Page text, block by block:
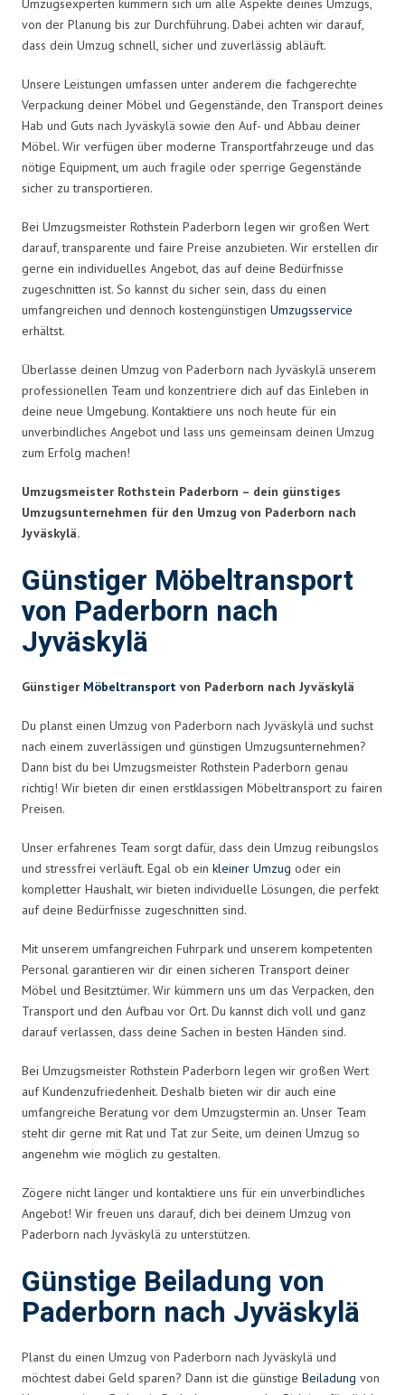
Umzugsexperten kümmern sich um alle Aspekte deines Umzugs,
von der Planung bis zur Durchführung. Dabei achten wir darauf,
dass dein Umzug schnell, sicher und zuverlässig abläuft.
Unsere Leistungen umfassen unter anderem die fachgerechte
Verpackung deiner Möbel und Gegenstände, den Transport deines
Hab und Guts nach Jyväskylä sowie den Auf- und Abbau deiner
Möbel. Wir verfügen über moderne Transportfahrzeuge und das
nötige Equipment, um auch fragile oder sperrige Gegenstände
sicher zu transportieren.
Bei Umzugsmeister Rothstein Paderborn legen wir großen Wert
darauf, transparente und faire Preise anzubieten. Wir erstellen dir
gerne ein individuelles Angebot, das auf deine Bedürfnisse
zugeschnitten ist. So kannst du sicher sein, dass du einen
umfangreichen und dennoch kostengünstigen Umzugsservice
erhältst.
Überlasse deinen Umzug von Paderborn nach Jyväskylä unserem
professionellen Team und konzentriere dich auf das Einleben in
deine neue Umgebung. Kontaktiere uns noch heute für ein
unverbindliches Angebot und lass uns gemeinsam deinen Umzug
zum Erfolg machen!
Umzugsmeister Rothstein Paderborn – dein günstiges
Umzugsunternehmen für den Umzug von Paderborn nach
Jyväskylä.
Günstiger Möbeltransport
von Paderborn nach
Jyväskylä
Günstiger Möbeltransport von Paderborn nach Jyväskylä
Du planst einen Umzug von Paderborn nach Jyväskylä und suchst
nach einem zuverlässigen und günstigen Umzugsunternehmen?
Dann bist du bei Umzugsmeister Rothstein Paderborn genau
richtig! Wir bieten dir einen erstklassigen Möbeltransport zu fairen
Preisen.
Unser erfahrenes Team sorgt dafür, dass dein Umzug reibungslos
und stressfrei verläuft. Egal ob ein kleiner Umzug oder ein
kompletter Haushalt, wir bieten individuelle Lösungen, die perfekt
auf deine Bedürfnisse zugeschnitten sind.
Mit unserem umfangreichen Fuhrpark und unserem kompetenten
Personal garantieren wir dir einen sicheren Transport deiner
Möbel und Besitztümer. Wir kümmern uns um das Verpacken, den
Transport und den Aufbau vor Ort. Du kannst dich voll und ganz
darauf verlassen, dass deine Sachen in besten Händen sind.
Bei Umzugsmeister Rothstein Paderborn legen wir großen Wert
auf Kundenzufriedenheit. Deshalb bieten wir dir auch eine
umfangreiche Beratung vor dem Umzugstermin an. Unser Team
steht dir gerne mit Rat und Tat zur Seite, um deinen Umzug so
angenehm wie möglich zu gestalten.
Zögere nicht länger und kontaktiere uns für ein unverbindliches
Angebot! Wir freuen uns darauf, dich bei deinem Umzug von
Paderborn nach Jyväskylä zu unterstützen.
Günstige Beiladung von
Paderborn nach Jyväskylä
Planst du einen Umzug von Paderborn nach Jyväskylä und
möchtest dabei Geld sparen? Dann ist die günstige Beiladung von